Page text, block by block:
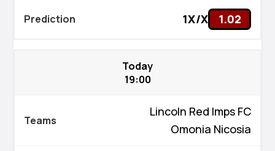
1X/X 1.02
Today
19:00
Lincoln Red Imps FC
Omonia Nicosia